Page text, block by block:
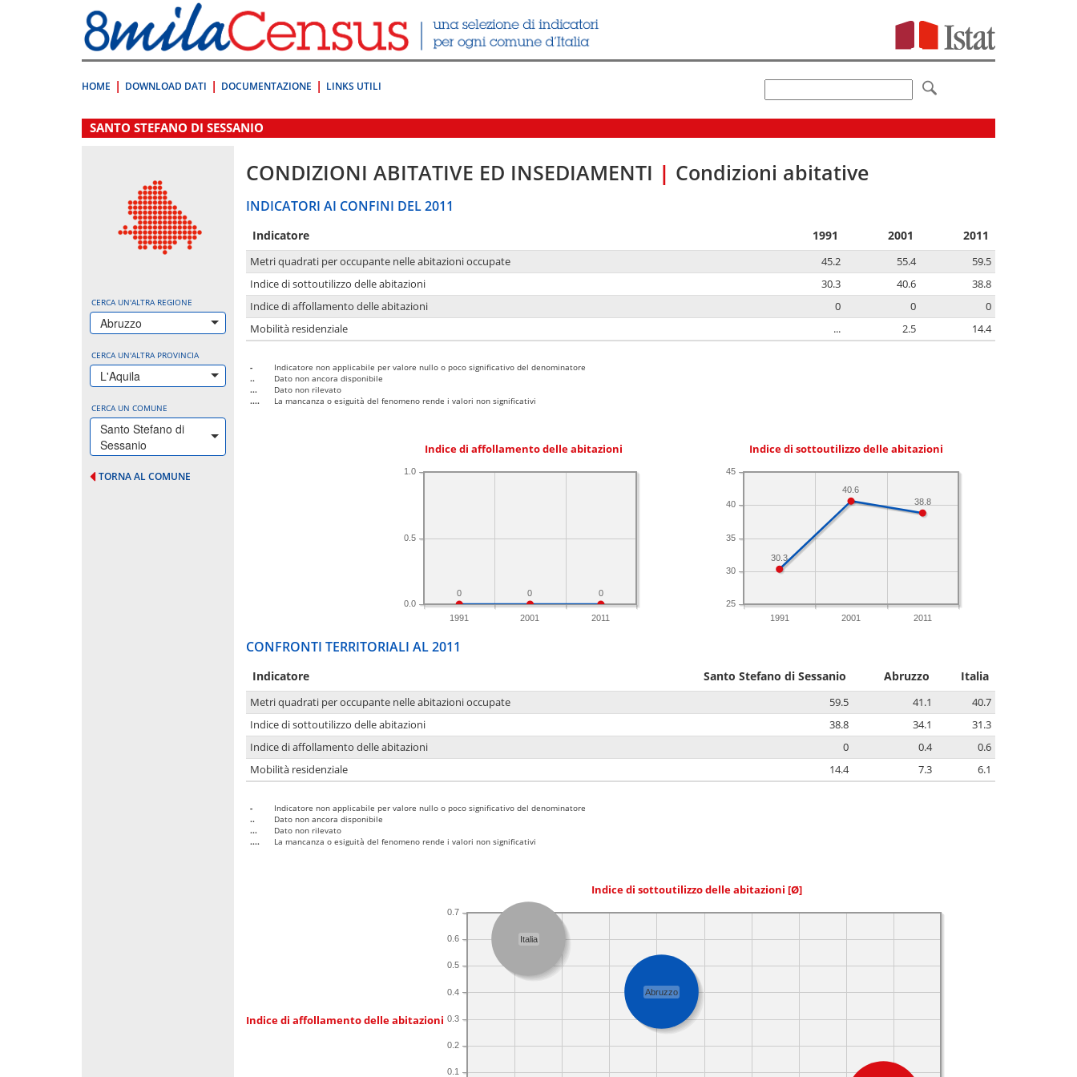
direttamente
a:
Contenuto
HOME DOWNLOAD DATI DOCUMENTAZIONE LINKS UTILI
.
SANTO STEFANO DI SESSANIO
CERCA UN'ALTRA REGIONE
Abruzzo
CERCA UN'ALTRA PROVINCIA
L'Aquila
CERCA UN COMUNE
Santo Stefano di
Sessanio
TORNA AL COMUNE
CONDIZIONI ABITATIVE ED INSEDIAMENTI | Condizioni abitative
INDICATORI AI CONFINI DEL 2011
Indicatore 1991 2001 2011
Metri quadrati per occupante nelle abitazioni occupate 45.2 55.4
59.5
Indice di sottoutilizzo delle abitazioni
30.3 40.6
38.8
Indice di affollamento delle abitazioni
0 0
0
Mobilità residenziale
... 2.5 14.4
-
Indicatore non applicabile per valore nullo o poco significativo del denominatore
..
Dato non ancora disponibile
...
Dato non rilevato
....
La mancanza o esiguità del fenomeno rende i valori non significativi
Indice di affollamento delle abitazioni
1991 2001 2011
0.0
0.5
1.0
0
0
0
Indice di sottoutilizzo delle abitazioni
1991 2001 2011
25
30
35
40
45
38.8
40.6
30.3
CONFRONTI TERRITORIALI AL 2011
Indicatore Santo Stefano di Sessanio Abruzzo Italia
Metri quadrati per occupante nelle abitazioni occupate 59.5 41.1
40.7
Indice di sottoutilizzo delle abitazioni
38.8 34.1
31.3
Indice di affollamento delle abitazioni
0 0.4
0.6
Mobilità residenziale
14.4 7.3 6.1
-
Indicatore non applicabile per valore nullo o poco significativo del denominatore
..
Dato non ancora disponibile
...
Dato non rilevato
....
La mancanza o esiguità del fenomeno rende i valori non significativi
Indice di sottoutilizzo delle abitazioni [Ø]
Indice di affollamento delle abitazioni
0.1
0.2
0.3
0.4
0.5
0.6
0.7
Abruzzo
Italia